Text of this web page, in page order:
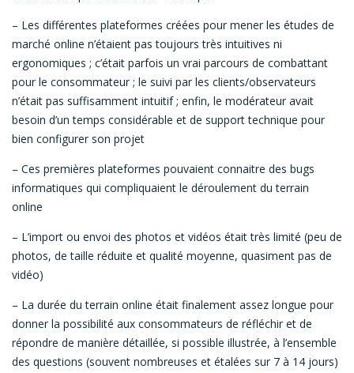
– Les différentes plateformes créées pour mener les études de
marché online n’étaient pas toujours très intuitives ni
ergonomiques ; c’était parfois un vrai parcours de combattant
pour le consommateur ; le suivi par les clients/observateurs
n’était pas suffisamment intuitif ; enfin, le modérateur avait
besoin d’un temps considérable et de support technique pour
bien configurer son projet
– Ces premières plateformes pouvaient connaitre des bugs
informatiques qui compliquaient le déroulement du terrain
online
– L’import ou envoi des photos et vidéos était très limité (peu de
photos, de taille réduite et qualité moyenne, quasiment pas de
vidéo)
– La durée du terrain online était finalement assez longue pour
donner la possibilité aux consommateurs de réfléchir et de
répondre de manière détaillée, si possible illustrée, à l’ensemble
des questions (souvent nombreuses et étalées sur 7 à 14 jours)